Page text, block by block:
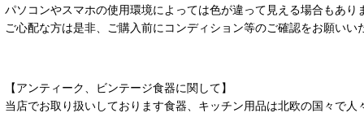
パソコンやスマホの使用環境によっては色が違って見える場合もあ
ご心配な方は是非、ご購入前にコンディション等のご確認をお願い
【アンティーク、ビンテージ食器に関して】
当店でお取り扱いしております食器、キッチン用品は北欧の国々で